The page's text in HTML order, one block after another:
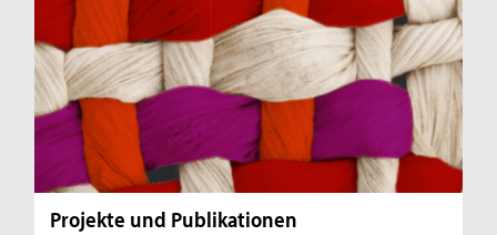
T
H
K
ö
l Projekte und Publikationen